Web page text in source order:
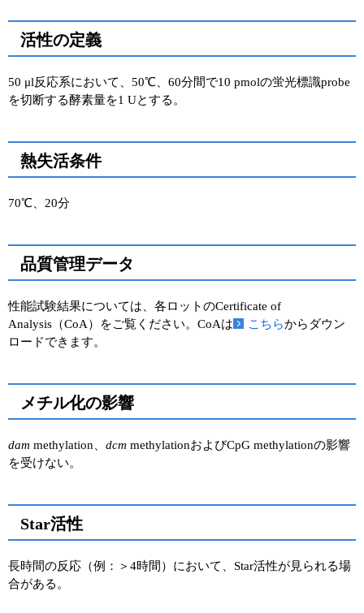
活性の定義
50 μl反応系において、50℃、60分間で10 pmolの蛍光標識probe
を切断する酵素量を1 Uとする。
熱失活条件
70℃、20分
品質管理データ
性能試験結果については、各ロットのCertificate of
Analysis（CoA）をご覧ください。CoAは
こちらからダウン
ロードできます。
メチル化の影響
dam methylation、 dcm methylationおよびCpG methylationの影響
を受けない。
Star活性
長時間の反応（例：＞4時間）において、Star活性が見られる場
合がある。